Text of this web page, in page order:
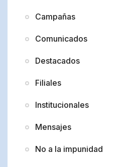
Campañas
Comunicados
Destacados
Filiales
Institucionales
Mensajes
No a la impunidad